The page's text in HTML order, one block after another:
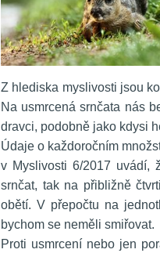
Z hlediska myslivosti jsou
Na usmrcená srnčata nás
dravci, podobně jako kdysi
Údaje o každoročním
v Myslivosti 6/2017 uvádí,
rnčat, tak na přibližně
obětí. V přepočtu na
bychom se neměli smiřovat.
Proti usmrcení nebo jen